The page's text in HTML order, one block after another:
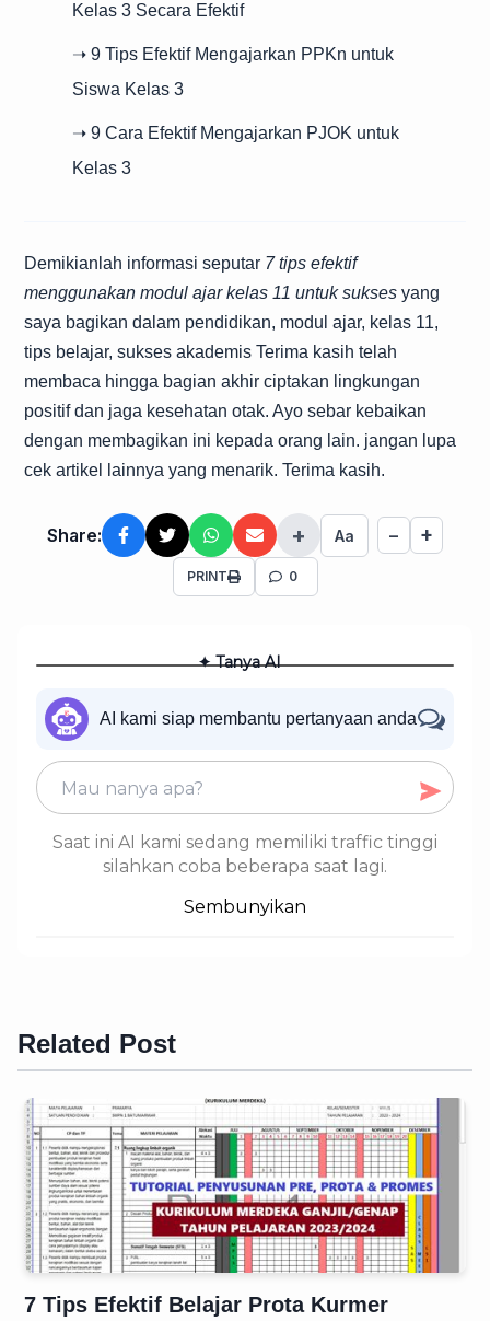
Kelas 3 Secara Efektif
➝ 9 Tips Efektif Mengajarkan PPKn untuk
Siswa Kelas 3
➝ 9 Cara Efektif Mengajarkan PJOK untuk
Kelas 3
Demikianlah informasi seputar 7 tips efektif
menggunakan modul ajar kelas 11 untuk sukses yang
saya bagikan dalam pendidikan, modul ajar, kelas 11,
tips belajar, sukses akademis Terima kasih telah
membaca hingga bagian akhir ciptakan lingkungan
positif dan jaga kesehatan otak. Ayo sebar kebaikan
dengan membagikan ini kepada orang lain. jangan lupa
cek artikel lainnya yang menarik. Terima kasih.
Share: + Aa − +
PRINT 0
✦ Tanya AI
AI kami siap membantu pertanyaan anda
Saat ini AI kami sedang memiliki traffic tinggi
silahkan coba beberapa saat lagi.
Sembunyikan
Related Post
7 Tips Efektif Belajar Prota Kurmer